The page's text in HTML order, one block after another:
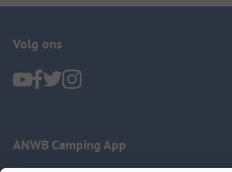
Volg ons
ANWB Camping App